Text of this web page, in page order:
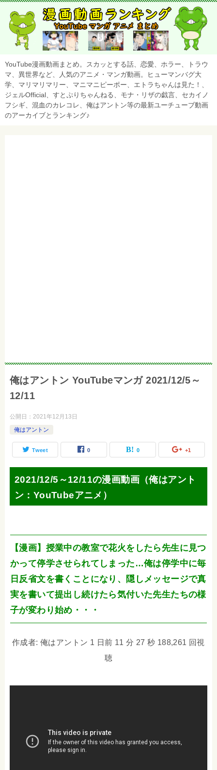
YouTube漫画動画まとめ。スカッとする話、恋愛、ホラー、トラウ
マ、異世界など、人気のアニメ・マンガ動画。ヒューマンバグ大
学、マリマリマリー、マニマニピーポー、エトラちゃんは見た！、
ジェルOfficial、すとぷりちゃんねる、モナ・リザの戯言、セカイノ
フシギ、混血のカレコレ、俺はアントン等の最新ユーチューブ動画
のアーカイブとランキング♪
俺はアントン YouTubeマンガ 2021/12/5～
12/11
公開日： 2021年12月13日
俺はアントン
Tweet 0 0 +1
2021/12/5～12/11の漫画動画（俺はアント
ン：YouTubeアニメ）
【漫画】授業中の教室で花火をしたら先生に見つ
かって停学させられてしまった…俺は停学中に毎
日反省文を書くことになり、隠しメッセージで真
実を書いて提出し続けたら気付いた先生たちの様
子が変わり始め・・・
作成者: 俺はアントン 1 日前 11 分 27 秒 188,261 回視
聴